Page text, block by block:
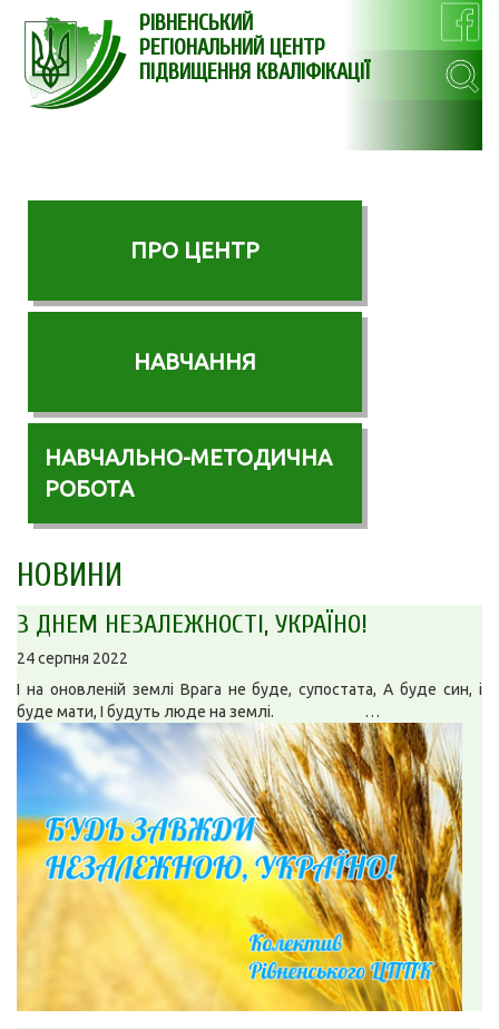
РІВНЕНСЬКИЙ
РЕГІОНАЛЬНИЙ ЦЕНТР
ПІДВИЩЕННЯ КВАЛІФІКАЦІЇ
ПРО ЦЕНТР
НАВЧАННЯ
НАВЧАЛЬНО-МЕТОДИЧНА
РОБОТА
НОВИНИ
З ДНЕМ НЕЗАЛЕЖНОСТІ, УКРАЇНО!
24 серпня 2022
І на оновленій землі Врага не буде, супостата, А буде син, і
буде мати, І будуть люде на землі. …